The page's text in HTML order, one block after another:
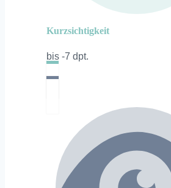
Kurzsichtigkeit
bis -7 dpt.